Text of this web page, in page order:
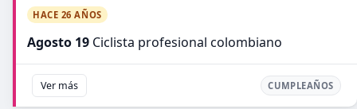
HACE 26 AÑOS
Agosto 19 Ciclista profesional colombiano
Ver más CUMPLEAÑOS